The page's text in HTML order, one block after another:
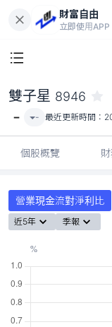
財富自由
立即使用APP
雙子星 8946
- - 最近更新時間：
個股概覽
營業現金流對淨利比
近5年 季報